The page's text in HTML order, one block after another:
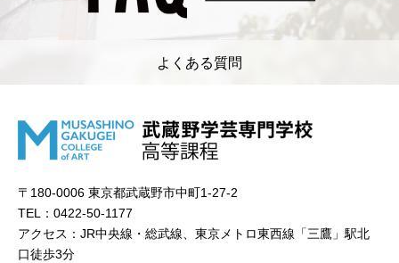
よくある質問
〒180-0006 東京都武蔵野市中町1-27-2
TEL：0422-50-1177
アクセス：JR中央線・総武線、東京メトロ東西線「三鷹」駅北
口徒歩3分